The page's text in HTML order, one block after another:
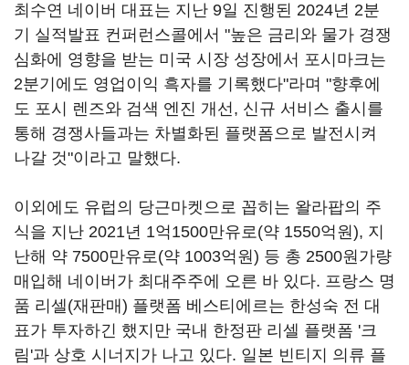
최수연 네이버 대표는 지난 9일 진행된 2024년 2분
기 실적발표 컨퍼런스콜에서 "높은 금리와 물가 경쟁
심화에 영향을 받는 미국 시장 성장에서 포시마크는
2분기에도 영업이익 흑자를 기록했다"라며 "향후에
도 포시 렌즈와 검색 엔진 개선, 신규 서비스 출시를
통해 경쟁사들과는 차별화된 플랫폼으로 발전시켜
나갈 것"이라고 말했다.
이외에도 유럽의 당근마켓으로 꼽히는 왈라팝의 주
식을 지난 2021년 1억1500만유로(약 1550억원), 지
난해 약 7500만유로(약 1003억원) 등 총 2500원가량
매입해 네이버가 최대주주에 오른 바 있다. 프랑스 명
품 리셀(재판매) 플랫폼 베스티에르는 한성숙 전 대
표가 투자하긴 했지만 국내 한정판 리셀 플랫폼 '크
림'과 상호 시너지가 나고 있다. 일본 빈티지 의류 플